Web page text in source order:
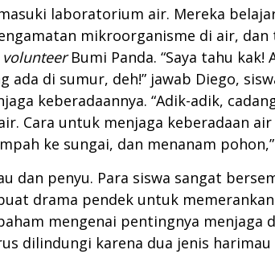
laboratorium air. Mereka
mikroorganisme di air,
volunteerBumi Panda. “Saya tahu kak!
ada di sumur, deh!” jawab Diego,
keberadaannya. “Adik-adik,
Cara untuk menjaga keberadaan
ke sungai, dan menanam
dan penyu. Para siswa sangat
drama pendek untuk
mengenai pentingnya menjaga
dilindungi karena dua jenis